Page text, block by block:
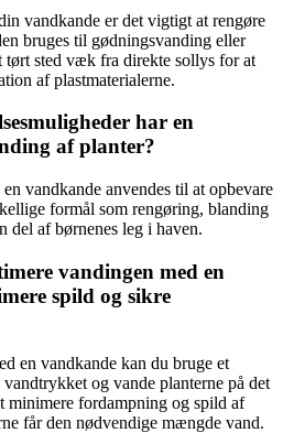
vandkande er det vigtigt at rengøre
bruges til gødningsvanding eller
tørt sted væk fra direkte sollys for at
af plastmaterialerne.
har en
af planter?
vandkande anvendes til at opbevare
formål som rengøring, blanding
del af børnenes leg i haven.
vandingen med en
spild og sikre
en vandkande kan du bruge et
vandtrykket og vande planterne på det
minimere fordampning og spild af
får den nødvendige mængde vand.